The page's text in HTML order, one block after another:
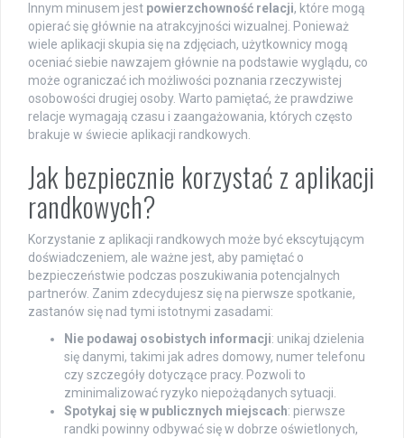
Innym minusem jest powierzchowność relacji, które mogą
opierać się głównie na atrakcyjności wizualnej. Ponieważ
wiele aplikacji skupia się na zdjęciach, użytkownicy mogą
oceniać siebie nawzajem głównie na podstawie wyglądu, co
może ograniczać ich możliwości poznania rzeczywistej
osobowości drugiej osoby. Warto pamiętać, że prawdziwe
relacje wymagają czasu i zaangażowania, których często
brakuje w świecie aplikacji randkowych.
Jak bezpiecznie korzystać z aplikacji
randkowych?
Korzystanie z aplikacji randkowych może być ekscytującym
doświadczeniem, ale ważne jest, aby pamiętać o
bezpieczeństwie podczas poszukiwania potencjalnych
partnerów. Zanim zdecydujesz się na pierwsze spotkanie,
zastanów się nad tymi istotnymi zasadami:
Nie podawaj osobistych informacji: unikaj dzielenia
się danymi, takimi jak adres domowy, numer telefonu
czy szczegóły dotyczące pracy. Pozwoli to
zminimalizować ryzyko niepożądanych sytuacji.
Spotykaj się w publicznych miejscach: pierwsze
randki powinny odbywać się w dobrze oświetlonych,